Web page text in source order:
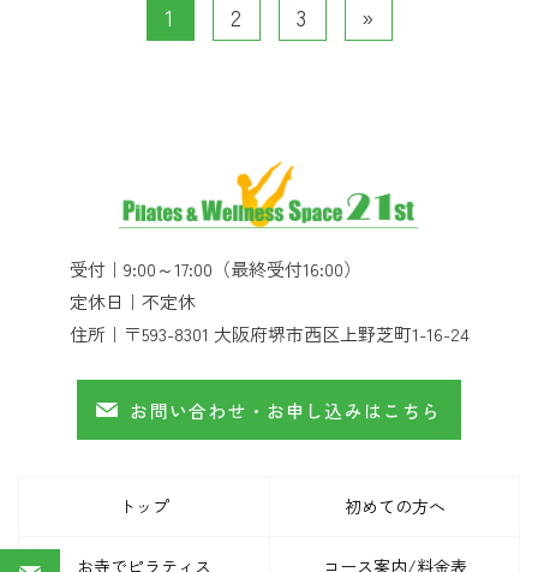
1 2 3 »
受付｜ 9:00～17:00（最終受付16:00）
定休日｜ 不定休
住所｜ 〒593-8301 大阪府堺市西区上野芝町1-16-24
お問い合わせ・お申し込みはこちら
トップ 初めての方へ
お寺でピラティス コース案内/料金表